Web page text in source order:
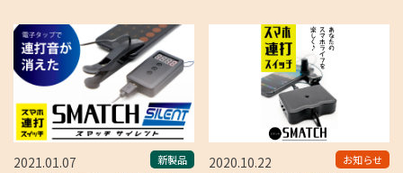
新製品
2021.01.07
お知らせ
2020.10.22